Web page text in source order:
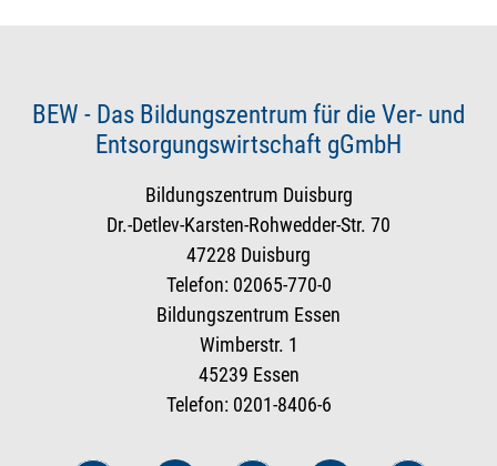
BEW - Das Bildungszentrum für die Ver- und
Entsorgungswirtschaft gGmbH
Bildungszentrum Duisburg
Dr.-Detlev-Karsten-Rohwedder-Str. 70
47228 Duisburg
Telefon: 02065-770-0
Bildungszentrum Essen
Wimberstr. 1
45239 Essen
Telefon: 0201-8406-6